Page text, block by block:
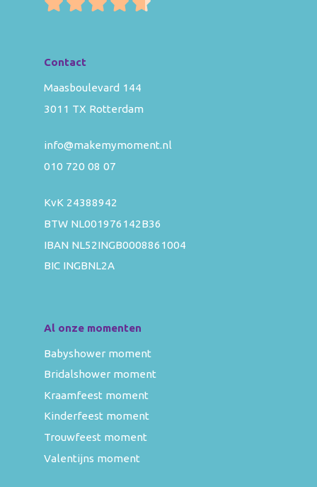
Contact
Maasboulevard 144
3011 TX Rotterdam
info@makemymoment.nl
010 720 08 07
KvK 24388942
BTW NL001976142B36
IBAN NL52INGB0008861004
BIC INGBNL2A
Al onze momenten
Babyshower moment
Bridalshower moment
Kraamfeest moment
Kinderfeest moment
Trouwfeest moment
Valentijns moment